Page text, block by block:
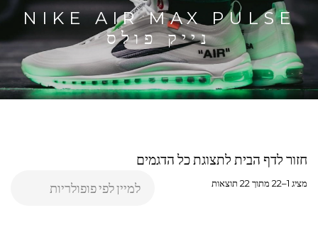
NIKE AIR MAX PULSE
נייק פולס
חזור לדף הבית לתצוגת כל הדגמים
מציג 1–22 מתוך 22 תוצאות